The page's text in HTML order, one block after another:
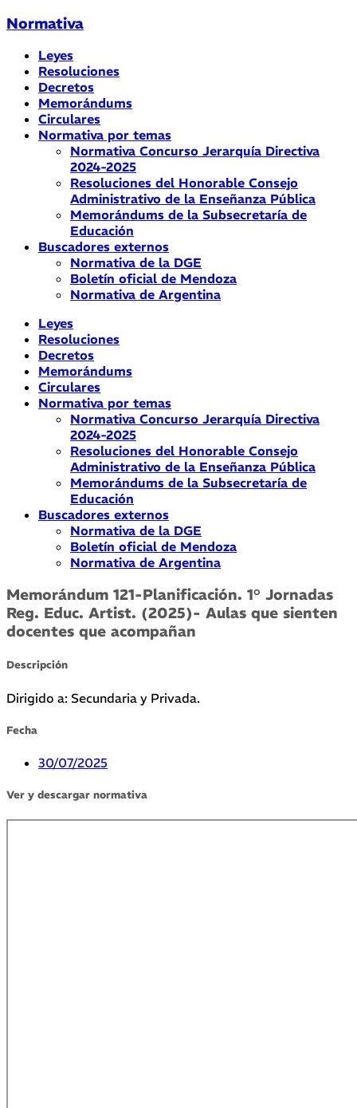
Normativa
Leyes
Resoluciones
Decretos
Memorándums
Circulares
Normativa por temas
Normativa Concurso Jerarquía Directiva
2024-2025
Resoluciones del Honorable Consejo
Administrativo de la Enseñanza Pública
Memorándums de la Subsecretaría de
Educación
Buscadores externos
Normativa de la DGE
Boletín oficial de Mendoza
Normativa de Argentina
Leyes
Resoluciones
Decretos
Memorándums
Circulares
Normativa por temas
Normativa Concurso Jerarquía Directiva
2024-2025
Resoluciones del Honorable Consejo
Administrativo de la Enseñanza Pública
Memorándums de la Subsecretaría de
Educación
Buscadores externos
Normativa de la DGE
Boletín oficial de Mendoza
Normativa de Argentina
Memorándum 121-Planificación. 1° Jornadas
Reg. Educ. Artist. (2025)- Aulas que sienten
docentes que acompañan
Descripción
Dirigido a: Secundaria y Privada.
Fecha
30/07/2025
Ver y descargar normativa